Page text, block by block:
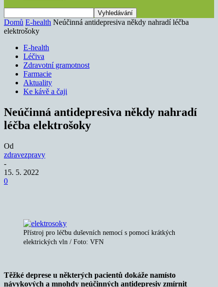
Domů E-health Neúčinná antidepresiva někdy nahradí léčba
elektrošoky
E-health
Léčiva
Zdravotní gramotnost
Farmacie
Aktuality
Ke kávě a čaji
Neúčinná antidepresiva někdy nahradí
léčba elektrošoky
Od
zdravezpravy
-
15. 5. 2022
0
Přístroj pro léčbu duševních nemocí s pomocí krátkých
elektrických vln / Foto: VFN
Těžké deprese u některých pacientů dokáže namísto
návykových a mnohdy neúčinných antidepresiv zmírnit